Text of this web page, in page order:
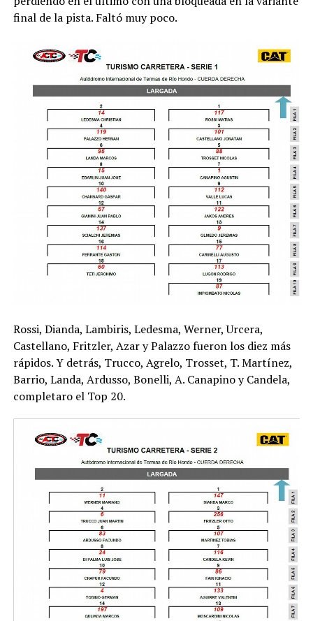
final de la pista. Faltó muy poco.
Rossi, Dianda, Lambiris, Ledesma, Werner, Urcera,
Castellano, Fritzler, Azar y Palazzo fueron los diez más
rápidos. Y detrás, Trucco, Agrelo, Trosset, T. Martínez,
Barrio, Landa, Ardusso, Bonelli, A. Canapino y Candela,
completaro el Top 20.